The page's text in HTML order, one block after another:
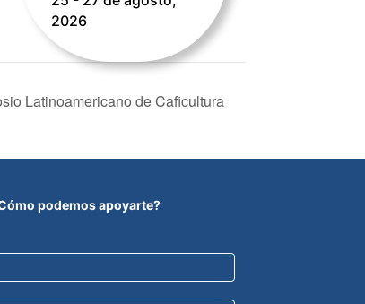
2026
Latinoamericano de Caficultura
podemos apoyarte?